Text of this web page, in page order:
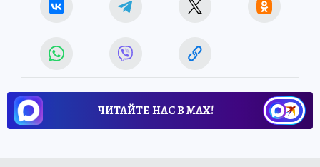
ЧИТАЙТЕ НАС В МАХ!